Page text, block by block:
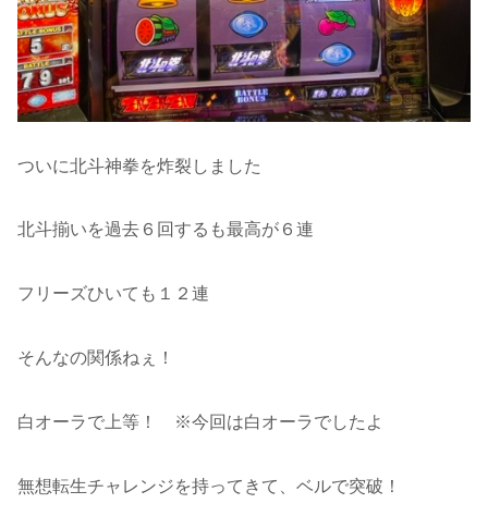
ついに北斗神拳を炸裂しました
北斗揃いを過去６回するも最高が６連
フリーズひいても１２連
そんなの関係ねぇ！
白オーラで上等！ ※今回は白オーラでしたよ
無想転生チャレンジを持ってきて、ベルで突破！